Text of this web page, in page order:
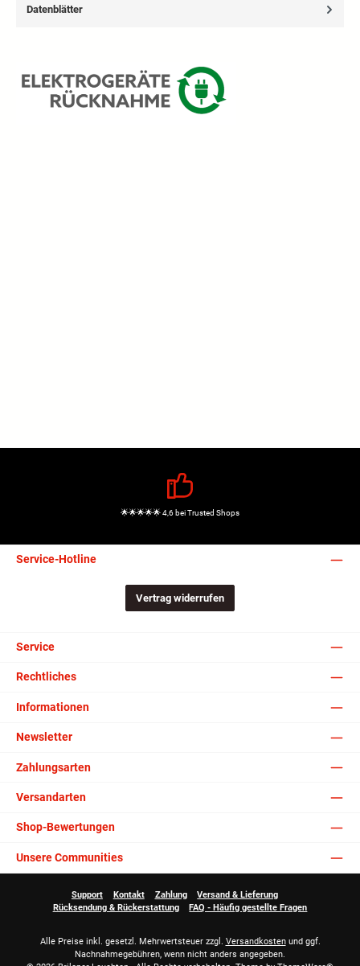
Datenblätter
🌟🌟🌟🌟🌟 4,6 bei Trusted Shops
Service-Hotline
Vertrag widerrufen
Service
Rechtliches
Informationen
Newsletter
Zahlungsarten
Versandarten
Shop-Bewertungen
Unsere Communities
Support Kontakt Zahlung
Versand & Lieferung
Rücksendung & Rückerstattung
FAQ - Häufig gestellte Fragen
Alle Preise inkl. gesetzl. Mehrwertsteuer zzgl. Versandkostenund ggf.
Nachnahmegebühren, wenn nicht anders angegeben.